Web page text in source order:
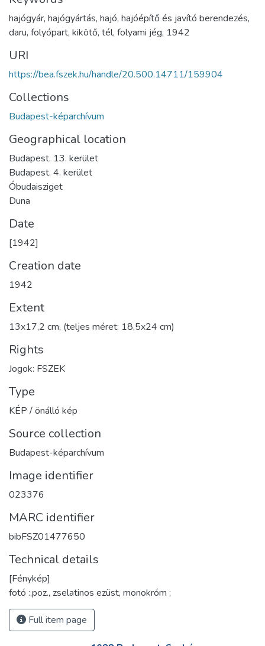
hajógyár, hajógyártás, hajó, hajóépítő és javító berendezés,
daru, folyópart, kikötő, tél, folyami jég, 1942
URI
https://bea.fszek.hu/handle/20.500.14711/159904
Collections
Budapest-képarchívum
Geographical location
Budapest. 13. kerület
Budapest. 4. kerület
Óbudaisziget
Duna
Date
[1942]
Creation date
1942
Extent
13x17,2 cm, (teljes méret: 18,5x24 cm)
Rights
Jogok: FSZEK
Type
KÉP / önálló kép
Source collection
Budapest-képarchívum
Image identifier
023376
MARC identifier
bibFSZ01477650
Technical details
[Fénykép]
fotó :,poz., zselatinos ezüst, monokróm ;
Full item page